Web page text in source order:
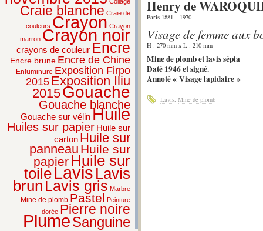
Craie blanche Craie de
couleurs Crayon Crayon
marron Crayon noir
crayons de couleur Encre
Encre brune Encre de Chine
Enluminure Exposition Firpo
2015 Exposition Iliu
2015Gouache
Gouache blanche
Gouache sur vélinHuile
Huiles sur papier Huile sur
carton Huile sur
panneau Huile sur
papier Huile sur
toileLavis Lavis
brun Lavis gris Marbre
Mine de plomb Pastel Peinture
dorée Pierre noire
PlumeSanguine
Henry de
Paris 1881 – 1970
Visage de femme aux
H : 270 mm x L : 210 mm
Mine de plomb et lavis sépia
Daté 1946 et signé.
Annoté « Visage lapidaire »
Lavis Mine de plomb